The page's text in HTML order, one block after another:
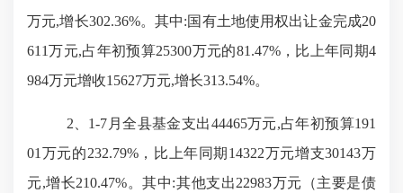
万元,增长302.36%。其中:国有土地使用权出让金完成20
611万元,占年初预算25300万元的81.47%，比上年同期4
984万元增收15627万元,增长313.54%。
2、1-7月全县基金支出44465万元,占年初预算191
01万元的232.79%，比上年同期14322万元增支30143万
元,增长210.47%。其中:其他支出22983万元（主要是债